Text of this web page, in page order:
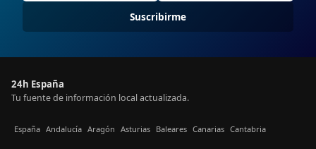
Suscribirme
24h España
Tu fuente de información local actualizada.
España Andalucía Aragón Asturias Baleares Canarias Cantabria